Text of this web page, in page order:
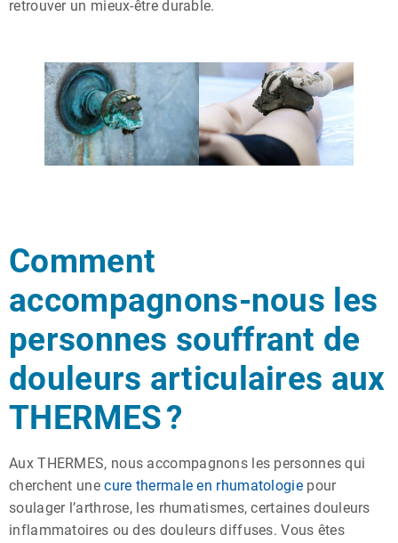
retrouver un mieux-être durable.
Comment
accompagnons-nous les
personnes souffrant de
douleurs articulaires aux
THERMES ?
Aux THERMES, nous accompagnons les personnes qui
cherchent unecure thermale en rhumatologiepour
soulager l’arthrose, les rhumatismes, certaines douleurs
inflammatoires ou des douleurs diffuses. Vous êtes